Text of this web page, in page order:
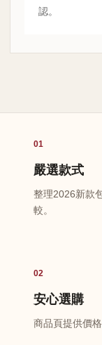
認。
01
嚴選款式
整理2026新款
較。
02
安心選購
商品頁提供價